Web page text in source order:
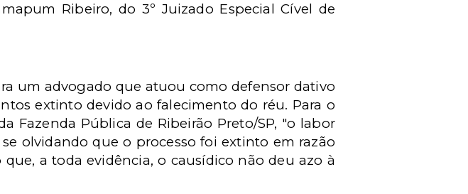
Ribeiro, do 3º Juizado Especial Cível de
um advogado que atuou como defensor dativo
extinto devido ao falecimento do réu. Para o
Fazenda Pública de Ribeirão Preto/SP, "o labor
olvidando que o processo foi extinto em razão
a toda evidência, o causídico não deu azo à